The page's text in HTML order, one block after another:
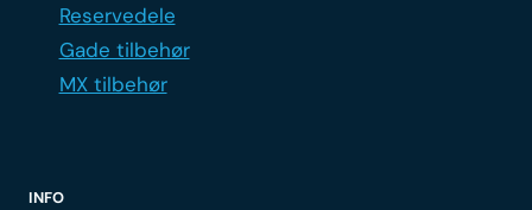
Reservedele
Gade tilbehør
MX tilbehør
INFO